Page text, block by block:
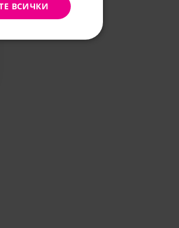
ВСИЧКИ